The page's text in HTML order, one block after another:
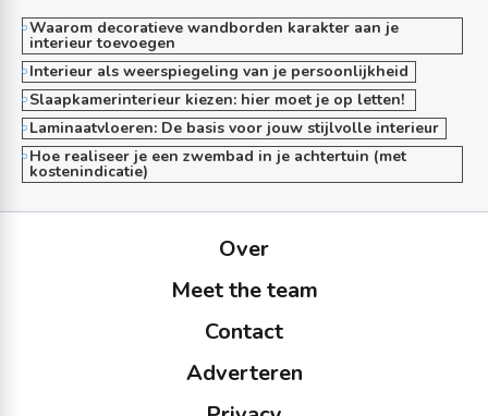
Waarom decoratieve wandborden karakter aan je
interieur toevoegen
Interieur als weerspiegeling van je persoonlijkheid
Slaapkamerinterieur kiezen: hier moet je op letten!
Laminaatvloeren: De basis voor jouw stijlvolle interieur
Hoe realiseer je een zwembad in je achtertuin (met
kostenindicatie)
Over
Meet the team
Contact
Adverteren